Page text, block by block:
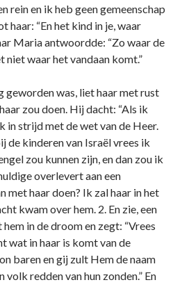
rein en ik heb geen gemeenschap
haar: “En het kind in je, waar
Maria antwoordde: “Zo waar de
niet waar het vandaan komt.”
geworden was, liet haar met rust
zou doen. Hij dacht: “Als ik
in strijd met de wet van de Heer.
de kinderen van Israël vrees ik
zou kunnen zijn, en dan zou ik
overlevert aan een
met haar doen? Ik zal haar in het
kwam over hem. 2. En zie, een
in de droom en zegt: “Vrees
wat in haar is komt van de
baren en gij zult Hem de naam
redden van hun zonden.” En